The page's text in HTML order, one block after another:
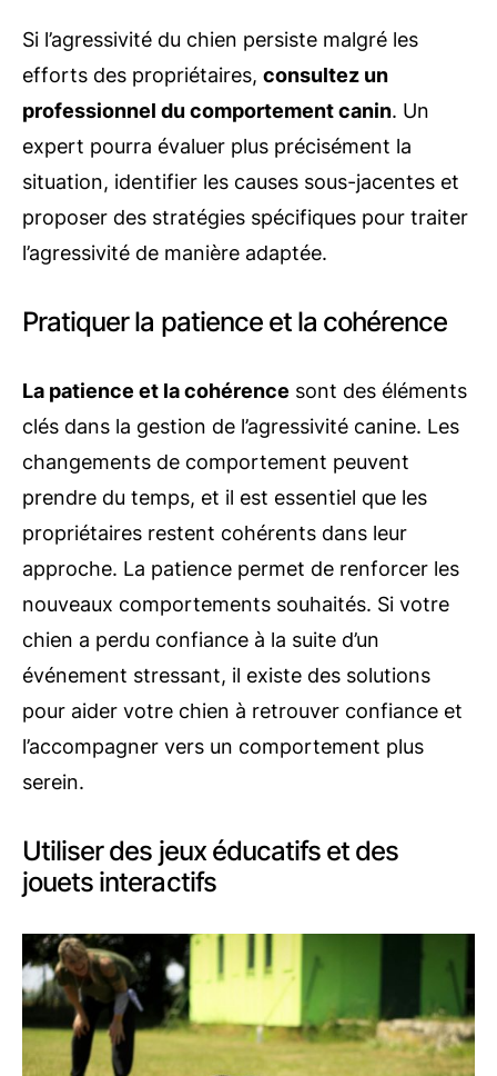
Si l’agressivité du chien persiste malgré les
efforts des propriétaires, consultez un
professionnel du comportement canin. Un
expert pourra évaluer plus précisément la
situation, identifier les causes sous-jacentes et
proposer des stratégies spécifiques pour traiter
l’agressivité de manière adaptée.
Pratiquer la patience et la cohérence
La patience et la cohérence sont des éléments
clés dans la gestion de l’agressivité canine. Les
changements de comportement peuvent
prendre du temps, et il est essentiel que les
propriétaires restent cohérents dans leur
approche. La patience permet de renforcer les
nouveaux comportements souhaités. Si votre
chien a perdu confiance à la suite d’un
événement stressant, il existe des solutions
pour aider votre chien à retrouver confiance et
l’accompagner vers un comportement plus
serein.
Utiliser des jeux éducatifs et des
jouets interactifs